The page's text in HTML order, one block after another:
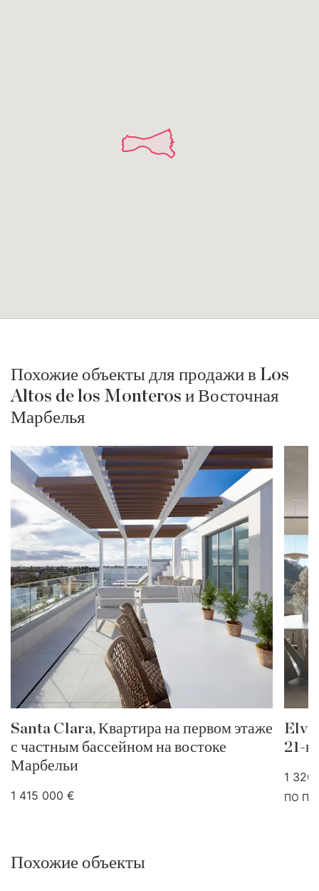
Похожие объекты для продажи в Los
Altos de los Monteros и Восточная
Марбелья
Santa Clara, Квартира на первом этаже
с частным бассейном на востоке
Марбельи
1 415 000 €
21-
1 320
ПО
Похожие объекты